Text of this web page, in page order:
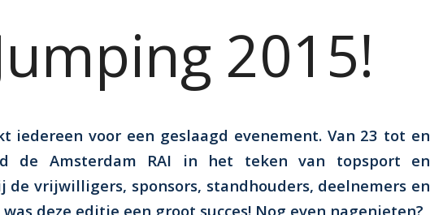
2015!
iedereen voor een geslaagd evenement. Van 23 tot en
de Amsterdam RAI in het teken van topsport en
de vrijwilligers, sponsors, standhouders, deelnemers en
deze editie een groot succes! Nog even nagenieten?